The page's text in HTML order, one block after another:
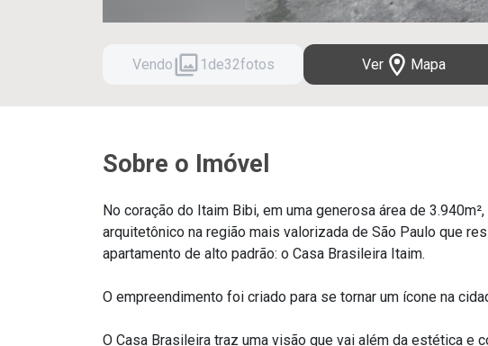
Vendo 1 de32fotos Ver Mapa
Sobre o Imóvel
No coração do Itaim Bibi, em uma generosa área de
arquitetônico na região mais valorizada de São Paulo que
apartamento de alto padrão: o Casa Brasileira Itaim.
O empreendimento foi criado para se tornar um ícone na
O Casa Brasileira traz uma visão que vai além da estética e